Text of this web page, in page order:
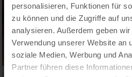
personalisieren, Funktionen für
zu können und die Zugriffe auf
analysieren. Außerdem geben
Verwendung unserer Website an
soziale Medien, Werbung und
Partner führen diese